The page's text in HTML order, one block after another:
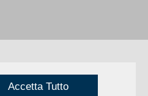
Accetta Tutto